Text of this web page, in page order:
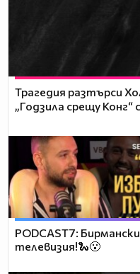
Трагедия разтърси
„Годзила срещу
PODCAST7:
телевизия!🐍😮